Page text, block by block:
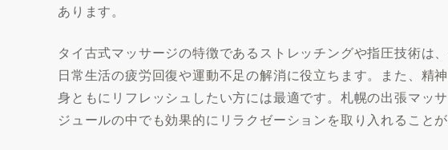
あります。
タイ古式マッサージの特徴であるストレッチングや指圧技術は
日常生活の疲労回復や運動不足の解消に役立ちます。また、精
身ともにリフレッシュしたい方には最適です。札幌の出張マッ
ジュールの中でも効果的にリラクゼーションを取り入れることが